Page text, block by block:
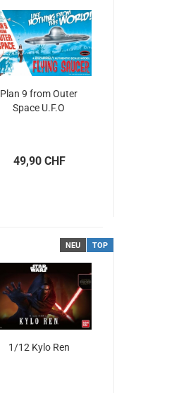
Plan 9 from Outer
Space U.F.O
49,90 CHF
NEU TOP
1/12 Kylo Ren